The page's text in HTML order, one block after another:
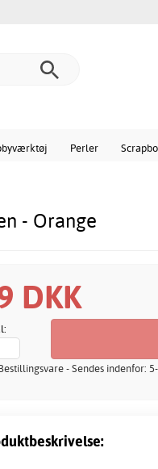
Perler
- Orange
DKK
- Sendes indenfor: